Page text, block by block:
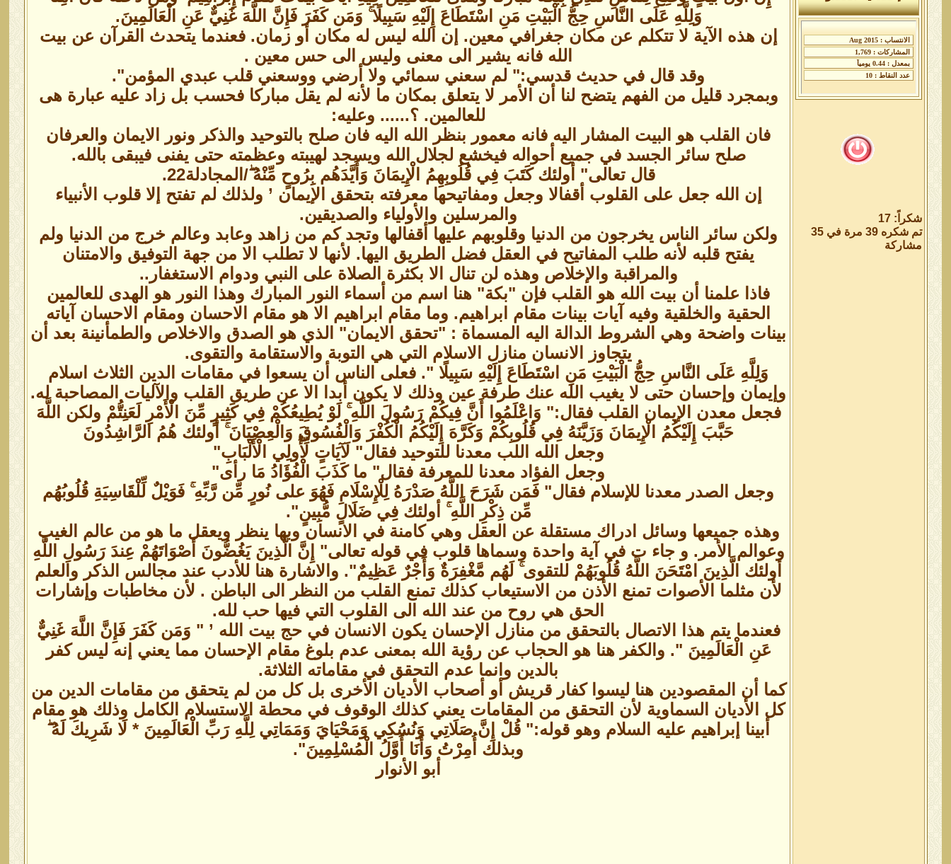
شكراً: 17
تم شكره 39 مرة في 35
مشاركة
وَلِلَّهِ عَلَى النَّاسِ حِجُّ الْبَيْتِ مَنِ اسْتَطَاعَ إِلَيْهِ سَبِيلًا ۚ وَمَن كَفَرَ فَإِنَّ اللَّهَ غَنِيٌّ عَنِ الْعَالَمِينَ.
إن هذه الآية لا تتكلم عن مكان جغرافي معين. إن الله ليس له مكان أو زمان. فعندما يتحدث القرآن عن بيت
الله فانه يشير الى معنى وليس الى حس معين .
وقد قال في حديث قدسي:" لم سعني سمائي ولا أرضي ووسعني قلب عبدي المؤمن".
وبمجرد قليل من الفهم يتضح لنا أن الأمر لا يتعلق بمكان ما لأنه لم يقل مباركا فحسب بل زاد عليه عبارة هى
للعالمين. ؟...... وعليه:
فان القلب هو البيت المشار اليه فانه معمور بنظر الله اليه فان صلح بالتوحيد والذكر ونور الايمان والعرفان
صلح سائر الجسد في جميع أحواله فيخشع لجلال الله ويسجد لهيبته وعظمته حتى يفنى فيبقى بالله.
قال تعالى" أولئك كَتَبَ فِي قُلُوبِهِمُ الْإِيمَانَ وَأَيَّدَهُم بِرُوحٍ مِّنْهُ ۖ/المجادلة22.
إن الله جعل على القلوب أقفالا وجعل ومفاتيحها معرفته بتحقق الإيمان ’ ولذلك لم تفتح إلا قلوب الأنبياء
والمرسلين والأولياء والصديقين.
ولكن سائر الناس يخرجون من الدنيا وقلوبهم عليها أقفالها وتجد كم من زاهد وعابد وعالم خرج من الدنيا ولم
يفتح قلبه لأنه طلب المفاتيح في العقل فضل الطريق اليها. لأنها لا تطلب الا من جهة التوفيق والامتنان
والمراقبة والإخلاص وهذه لن تنال الا بكثرة الصلاة على النبي ودوام الاستغفار..
فاذا علمنا أن بيت الله هو القلب فإن "بكة" هنا اسم من أسماء النور المبارك وهذا النور هو الهدى للعالمين
الحقية والخلقية وفيه آيات بينات مقام ابراهيم. وما مقام ابراهيم الا هو مقام الاحسان ومقام الاحسان آياته
بينات واضحة وهي الشروط الدالة اليه المسماة : "تحقق الايمان" الذي هو الصدق والاخلاص والطمأنينة بعد أن
يتجاوز الانسان منازل الاسلام التي هي التوبة والاستقامة والتقوى.
وَلِلَّهِ عَلَى النَّاسِ حِجُّ الْبَيْتِ مَنِ اسْتَطَاعَ إِلَيْهِ سَبِيلًا ". فعلى الناس أن يسعوا في مقامات الدين الثلاث اسلام
وإيمان وإحسان حتى لا يغيب الله عنك طرفة عين وذلك لا يكون أبدا الا عن طريق القلب والآليات المصاحبة له.
فجعل معدن الإيمان القلب فقال:" وَاعْلَمُوا أَنَّ فِيكُمْ رَسُولَ اللَّهِ ۚ لَوْ يُطِيعُكُمْ فِي كَثِيرٍ مِّنَ الْأَمْرِ لَعَنِتُّمْ ولكن اللَّهَ
حَبَّبَ إِلَيْكُمُ الْإِيمَانَ وَزَيَّنَهُ فِي قُلُوبِكُمْ وَكَرَّهَ إِلَيْكُمُ الْكُفْرَ وَالْفُسُوقَ وَالْعِصْيَانَ ۚ أولئك هُمُ الرَّاشِدُونَ
وجعل الله اللب معدنا للتوحيد فقال" لَآيَاتٍ لِّأُولِي الْأَلْبَابِ"
وجعل الفؤاد معدنا للمعرفة فقال" ما كَذَبَ الْفُؤَادُ مَا رأى"
وجعل الصدر معدنا للإسلام فقال" فَمَن شَرَحَ اللَّهُ صَدْرَهُ لِلْإِسْلَامِ فَهُوَ على نُورٍ مِّن رَّبِّهِ ۚ فَوَيْلٌ لِّلْقَاسِيَةِ قُلُوبُهُم
مِّن ذِكْرِ اللَّهِ ۚ أولئك فِي ضَلَالٍ مُّبِينٍ".
وهذه جميعها وسائل ادراك مستقلة عن العقل وهي كامنة في الانسان وبها ينظر ويعقل ما هو من عالم الغيب
وعوالم الأمر. و جاء ت في آية واحدة وسماها قلوب في قوله تعالى" إِنَّ الَّذِينَ يَغُضُّونَ أَصْوَاتَهُمْ عِندَ رَسُولِ اللَّهِ
أولئك الَّذِينَ امْتَحَنَ اللَّهُ قُلُوبَهُمْ للتقوى ۚ لَهُم مَّغْفِرَةٌ وَأَجْرٌ عَظِيمٌ". والاشارة هنا للأدب عند مجالس الذكر والعلم
لأن مثلما الأصوات تمنع الأذن من الاستيعاب كذلك تمنع القلب من النظر الى الباطن . لأن مخاطبات وإشارات
الحق هي روح من عند الله الى القلوب التي فيها حب لله.
فعندما يتم هذا الاتصال بالتحقق من منازل الإحسان يكون الانسان في حج بيت الله ’ " وَمَن كَفَرَ فَإِنَّ اللَّهَ غَنِيٌّ
عَنِ الْعَالَمِينَ ". والكفر هنا هو الحجاب عن رؤية الله بمعنى عدم بلوغ مقام الإحسان مما يعني إنه ليس كفر
بالدين وانما عدم التحقق في مقاماته الثلاثة.
كما أن المقصودين هنا ليسوا كفار قريش أو أصحاب الأديان الأخرى بل كل من لم يتحقق من مقامات الدين من
كل الأديان السماوية لأن التحقق من المقامات يعني كذلك الوقوف في محطة الاستسلام الكامل وذلك هو مقام
أبينا إبراهيم عليه السلام وهو قوله:" قُلْ إِنَّ صَلَاتِي وَنُسُكِي وَمَحْيَايَ وَمَمَاتِي لِلَّهِ رَبِّ الْعَالَمِينَ * لَا شَرِيكَ لَهُ ۖ
وبذلك أُمِرْتُ وَأَنَا أَوَّلُ الْمُسْلِمِينَ".
أبو الأنوار